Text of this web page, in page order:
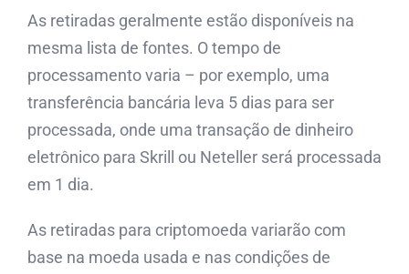
As retiradas geralmente estão disponíveis na
mesma lista de fontes. O tempo de
processamento varia – por exemplo, uma
transferência bancária leva 5 dias para ser
processada, onde uma transação de dinheiro
eletrônico para Skrill ou Neteller será processada
em 1 dia.
As retiradas para criptomoeda variarão com
base na moeda usada e nas condições de